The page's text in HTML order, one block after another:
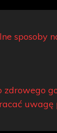
sposoby
zdrowego
uwagę